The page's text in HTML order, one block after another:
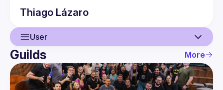
Thiago Lázaro
User
User
Events
Guilds More